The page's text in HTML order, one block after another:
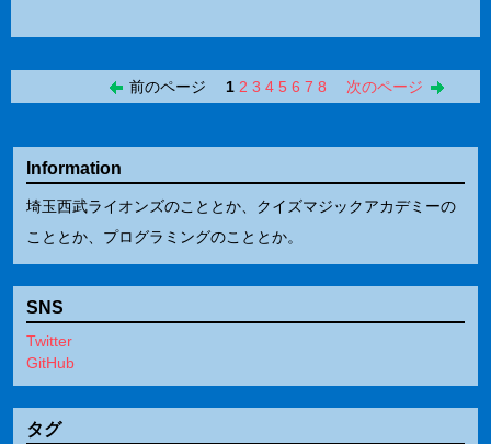
前のページ 1 2 3 4 5 6 7 8 次のページ
Information
埼玉西武ライオンズのこととか、クイズマジックアカデミーの
こととか、プログラミングのこととか。
SNS
Twitter
GitHub
タグ